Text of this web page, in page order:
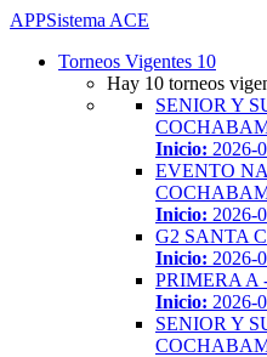
APPSistema ACE
Toggle
navigation
Torneos Vigentes 10
Hay 10 torneos
SENIOR Y
Inicio: 2026-
EVENTO
Inicio: 2026-
G2 SANTA
Inicio: 2026-
PRIMERA A
Inicio: 2026-
SENIOR Y